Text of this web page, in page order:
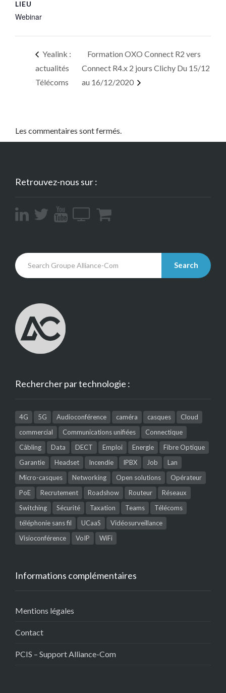
LIEU
Webinar
Yealink :
actualités
Télécoms
Formation OXO Connect R2 vers
Connect R4.x 2 jours Clichy Du 15/12
au 16/12/2020
Les commentaires sont fermés.
Retrouvez-nous sur :
Search
Rechercher par technologie :
4G 5G Audioconférence caméra casques
Cloud
commercial
Communications unifiées
Connectique
Câbling
Data DECT Emploi Energie
Fibre Optique
Garantie
Headset Incendie IPBX Job
Lan
Micro-casques
Networking Open solutions
Opérateur
PoE
Recrutement Roadshow Routeur
Réseaux
Switching
Sécurité Taxation Teams
Télécoms
téléphonie sans fil
UCaaS
Vidéosurveillance
Visioconférence
VoIP WiFi
Informations complémentaires
Mentions légales
Contact
PCIS – Support Alliance-Com